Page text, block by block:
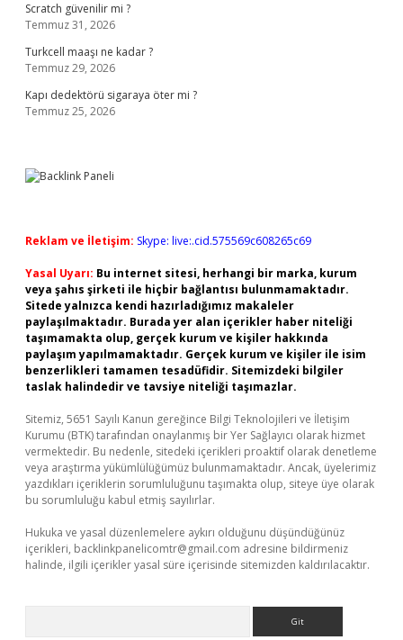
Scratch güvenilir mi ?
Temmuz 31, 2026
Turkcell maaşı ne kadar ?
Temmuz 29, 2026
Kapı dedektörü sigaraya öter mi ?
Temmuz 25, 2026
Reklam ve İletişim: Skype: live:.cid.575569c608265c69
Yasal Uyarı: Bu internet sitesi, herhangi bir marka, kurum
veya şahıs şirketi ile hiçbir bağlantısı bulunmamaktadır.
Sitede yalnızca kendi hazırladığımız makaleler
paylaşılmaktadır. Burada yer alan içerikler haber niteliği
taşımamakta olup, gerçek kurum ve kişiler hakkında
paylaşım yapılmamaktadır. Gerçek kurum ve kişiler ile isim
benzerlikleri tamamen tesadüfidir. Sitemizdeki bilgiler
taslak halindedir ve tavsiye niteliği taşımazlar.
Sitemiz, 5651 Sayılı Kanun gereğince Bilgi Teknolojileri ve İletişim
Kurumu (BTK) tarafından onaylanmış bir Yer Sağlayıcı olarak hizmet
vermektedir. Bu nedenle, sitedeki içerikleri proaktif olarak denetleme
veya araştırma yükümlülüğümüz bulunmamaktadır. Ancak, üyelerimiz
yazdıkları içeriklerin sorumluluğunu taşımakta olup, siteye üye olarak
bu sorumluluğu kabul etmiş sayılırlar.
Hukuka ve yasal düzenlemelere aykırı olduğunu düşündüğünüz
içerikleri, backlinkpanelicomtr@gmail.com adresine bildirmeniz
halinde, ilgili içerikler yasal süre içerisinde sitemizden kaldırılacaktır.